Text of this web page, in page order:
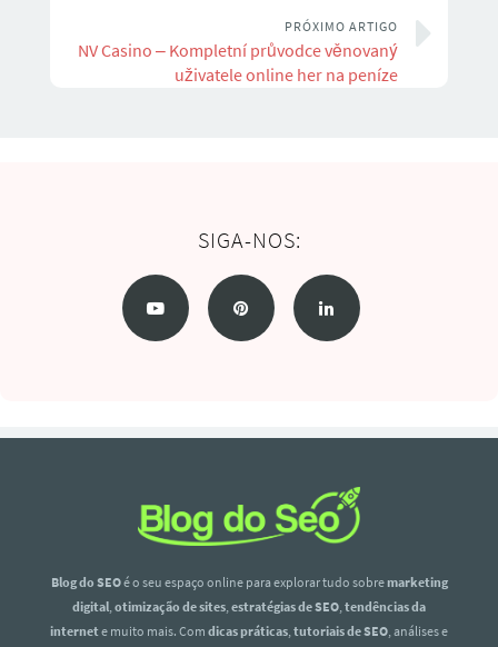
PRÓXIMO ARTIGO
NV Casino – Kompletní průvodce věnovaný
uživatele online her na peníze
SIGA-NOS:
Blog do SEOé o seu espaço online para explorar tudo sobremarketing
digital,otimização de sites,estratégias de SEO,tendências da
internete muito mais. Com dicas práticas,tutoriais de SEO, análises e